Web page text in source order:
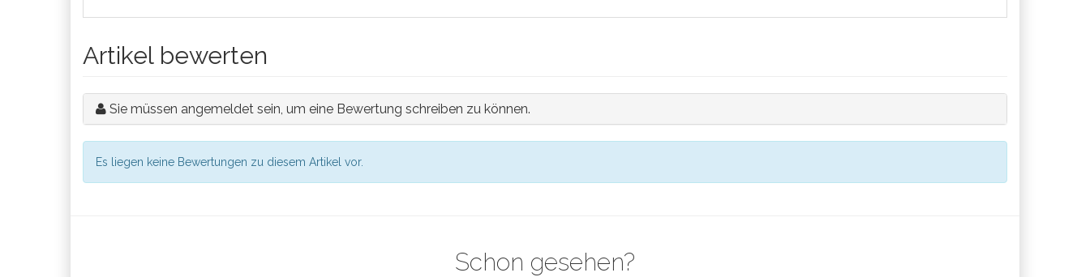
Artikel bewerten
Sie müssen angemeldet sein, um eine Bewertung schreiben zu können.
Es liegen keine Bewertungen zu diesem Artikel vor.
Schon gesehen?